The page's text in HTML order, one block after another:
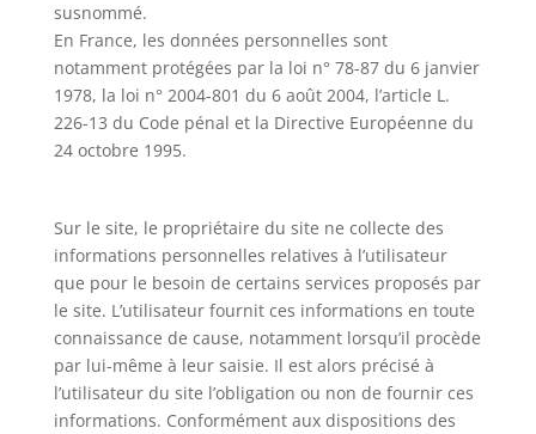
susnommé.
En France, les données personnelles sont
notamment protégées par la loi n° 78-87 du 6 janvier
1978, la loi n° 2004-801 du 6 août 2004, l’article L.
226-13 du Code pénal et la Directive Européenne du
24 octobre 1995.
Sur le site, le propriétaire du site ne collecte des
informations personnelles relatives à l’utilisateur
que pour le besoin de certains services proposés par
le site. L’utilisateur fournit ces informations en toute
connaissance de cause, notamment lorsqu’il procède
par lui-même à leur saisie. Il est alors précisé à
l’utilisateur du site l’obligation ou non de fournir ces
informations. Conformément aux dispositions des